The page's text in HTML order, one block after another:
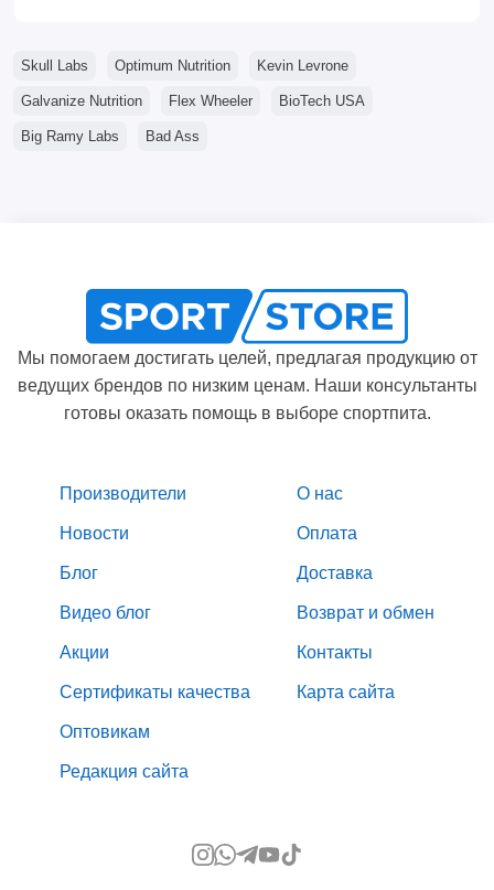
Skull Labs Optimum Nutrition Kevin Levrone
Galvanize Nutrition Flex Wheeler BioTech USA
Big Ramy Labs Bad Ass
Мы помогаем достигать целей, предлагая продукцию от
ведущих брендов по низким ценам. Наши консультанты
готовы оказать помощь в выборе спортпита.
Производители
Новости
Блог
Видео блог
Акции
Сертификаты качества
Оптовикам
Редакция сайта
О нас
Оплата
Доставка
Возврат и обмен
Контакты
Карта сайта